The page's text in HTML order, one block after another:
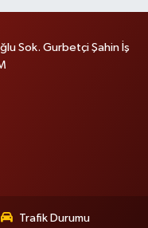
Sok. Gurbetçi Şahin İş
Trafik Durumu